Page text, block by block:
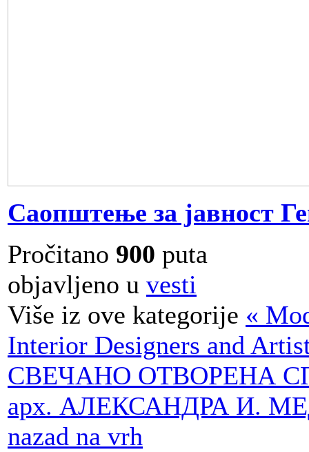
Саопштење за јавност
Pročitano 900 puta
objavljeno u vesti
Više iz ove kategorije «
Interior Designers and
СВЕЧАНО ОТВОРЕНА
арх. АЛЕКСАНДРА И.
nazad na vrh